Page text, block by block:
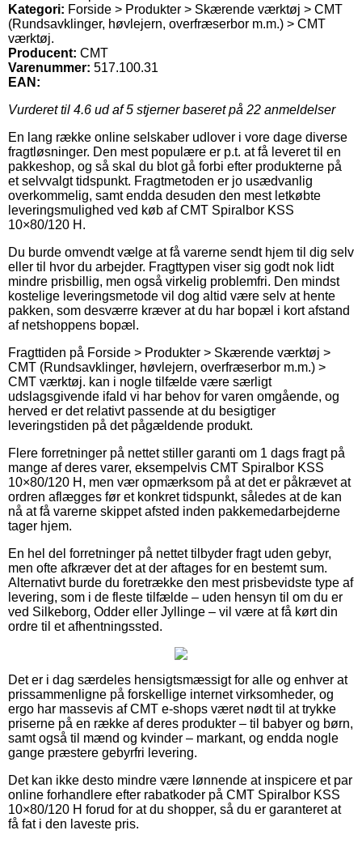
Kategori: Forside > Produkter > Skærende værktøj > CMT
(Rundsavklinger, høvlejern, overfræserbor m.m.) > CMT
værktøj.
Producent: CMT
Varenummer: 517.100.31
EAN:
Vurderet til 4.6 ud af 5 stjerner baseret på 22 anmeldelser
En lang række online selskaber udlover i vore dage diverse
fragtløsninger. Den mest populære er p.t. at få leveret til en
pakkeshop, og så skal du blot gå forbi efter produkterne på
et selvvalgt tidspunkt. Fragtmetoden er jo usædvanlig
overkommelig, samt endda desuden den mest letkøbte
leveringsmulighed ved køb af CMT Spiralbor KSS
10×80/120 H.
Du burde omvendt vælge at få varerne sendt hjem til dig selv
eller til hvor du arbejder. Fragttypen viser sig godt nok lidt
mindre prisbillig, men også virkelig problemfri. Den mindst
kostelige leveringsmetode vil dog altid være selv at hente
pakken, som desværre kræver at du har bopæl i kort afstand
af netshoppens bopæl.
Fragttiden på Forside > Produkter > Skærende værktøj >
CMT (Rundsavklinger, høvlejern, overfræserbor m.m.) >
CMT værktøj. kan i nogle tilfælde være særligt
udslagsgivende ifald vi har behov for varen omgående, og
herved er det relativt passende at du besigtiger
leveringstiden på det pågældende produkt.
Flere forretninger på nettet stiller garanti om 1 dags fragt på
mange af deres varer, eksempelvis CMT Spiralbor KSS
10×80/120 H, men vær opmærksom på at det er påkrævet at
ordren aflægges før et konkret tidspunkt, således at de kan
nå at få varerne skippet afsted inden pakkemedarbejderne
tager hjem.
En hel del forretninger på nettet tilbyder fragt uden gebyr,
men ofte afkræver det at der aftages for en bestemt sum.
Alternativt burde du foretrække den mest prisbevidste type af
levering, som i de fleste tilfælde – uden hensyn til om du er
ved Silkeborg, Odder eller Jyllinge – vil være at få kørt din
ordre til et afhentningssted.
Det er i dag særdeles hensigtsmæssigt for alle og enhver at
prissammenligne på forskellige internet virksomheder, og
ergo har massevis af CMT e-shops været nødt til at trykke
priserne på en række af deres produkter – til babyer og børn,
samt også til mænd og kvinder – markant, og endda nogle
gange præstere gebyrfri levering.
Det kan ikke desto mindre være lønnende at inspicere et par
online forhandlere efter rabatkoder på CMT Spiralbor KSS
10×80/120 H forud for at du shopper, så du er garanteret at
få fat i den laveste pris.